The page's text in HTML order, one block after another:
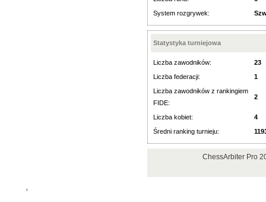
System rozgrywek:
Statystyka turniejowa
Liczba zawodników:
23
Liczba federacji:
1
Liczba zawodników z rankingiem
FIDE:
2
Liczba kobiet:
4
Średni ranking turnieju:
ChessArbiter Pro
'